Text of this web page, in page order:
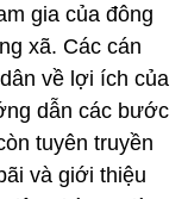
gia của đông
xã. Các cán
về lợi ích của
dẫn các bước
tuyên truyền
và giới thiệu